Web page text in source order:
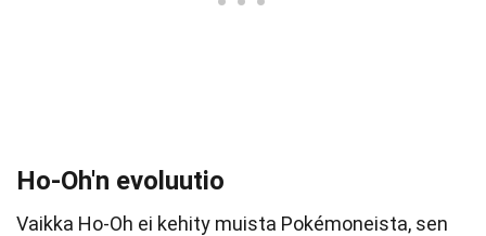
Ho-Oh'n evoluutio
Vaikka Ho-Oh ei kehity muista Pokémoneista, sen